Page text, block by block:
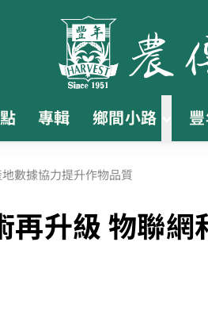
專輯 鄉間小路
數據協力提升作物品質
再升級 物聯